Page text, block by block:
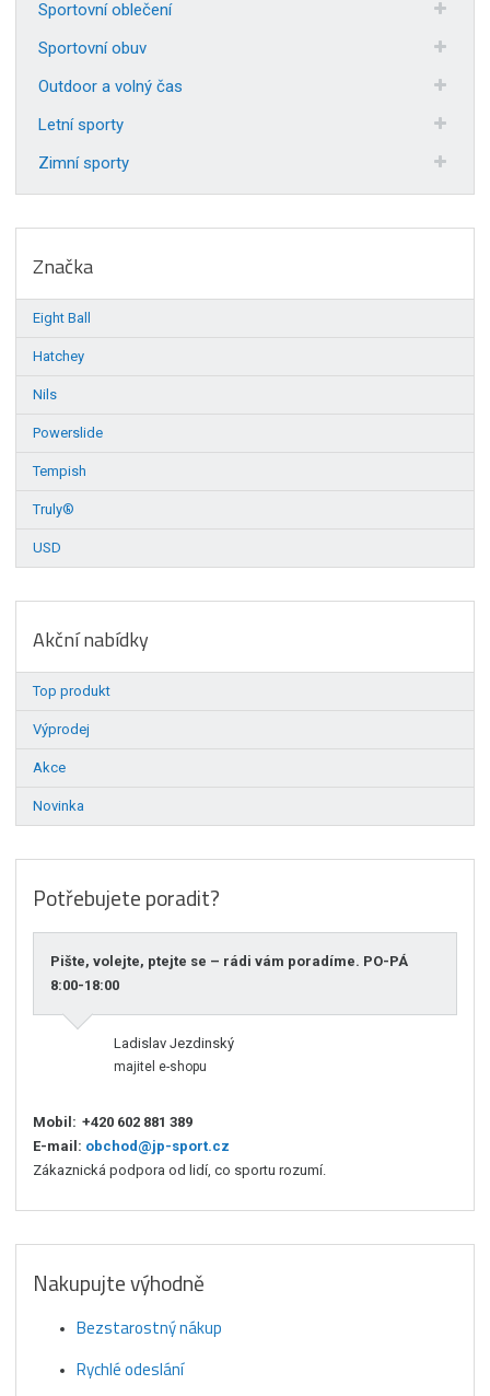
Sportovní oblečení
Sportovní obuv
Outdoor a volný čas
Letní sporty
Zimní sporty
Značka
Eight Ball
Hatchey
Nils
Powerslide
Tempish
Truly®
USD
Akční nabídky
Top produkt
Výprodej
Akce
Novinka
Potřebujete poradit?
Pište, volejte, ptejte se – rádi vám poradíme. PO-PÁ
8:00-18:00
Ladislav Jezdinský
majitel e-shopu
Mobil: +420 602 881 389
E-mail: obchod@jp-sport.cz
Zákaznická podpora od lidí, co sportu rozumí.
Nakupujte výhodně
Bezstarostný nákup
Rychlé odeslání